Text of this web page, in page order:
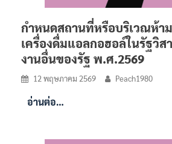
กำหนดสถานที่หรือบริเวณห้า
เครื่องดื่มแอลกอฮอล์ในรัฐวิ
งานอื่นของรัฐ พ.ศ.2569
12 พฤษภาคม 2569 Peach1980
อ่านต่อ…